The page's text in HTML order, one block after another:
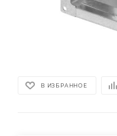
В ИЗБРАННОЕ